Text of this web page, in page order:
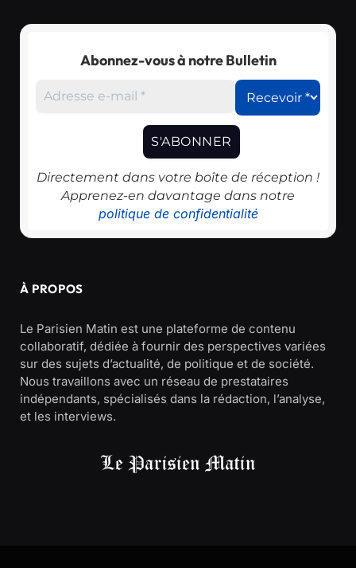
Abonnez-vous à notre Bulletin
Directement dans votre boîte de réception !
Apprenez-en davantage dans notre
politique de confidentialité
À PROPOS
Le Parisien Matin est une plateforme de contenu
collaboratif, dédiée à fournir des perspectives variées
sur des sujets d’actualité, de politique et de société.
Nous travaillons avec un réseau de prestataires
indépendants, spécialisés dans la rédaction, l’analyse,
et les interviews.